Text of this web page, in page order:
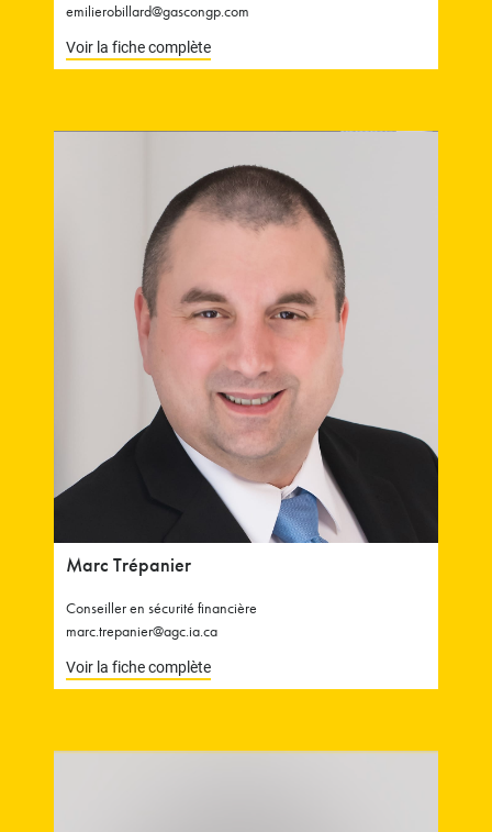
emilierobillard@gascongp.com
Voir la fiche complète
Marc Trépanier
Conseiller en sécurité financière
marc.trepanier@agc.ia.ca
Voir la fiche complète